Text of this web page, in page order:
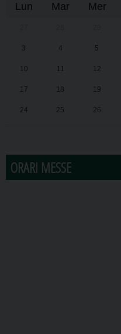
Lun
Mar Mer
3 4 5
10 11 12
17 18 19
24 25 26
ORARI MESSE